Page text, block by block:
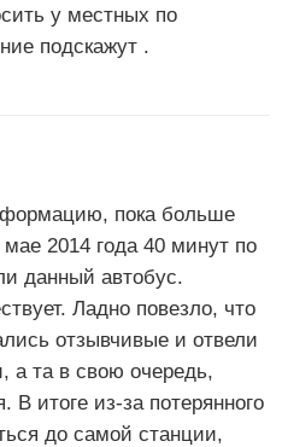
у местных по
подскажут .
пока больше
2014 года 40 минут по
данный автобус.
Ладно повезло, что
отзывчивые и отвели
а та в свою очередь,
В итоге из-за потерянного
до самой станции,